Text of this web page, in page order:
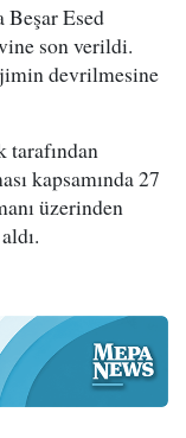
Beşar Esed
son verildi.
devrilmesine
tarafından
kapsamında 27
üzerinden